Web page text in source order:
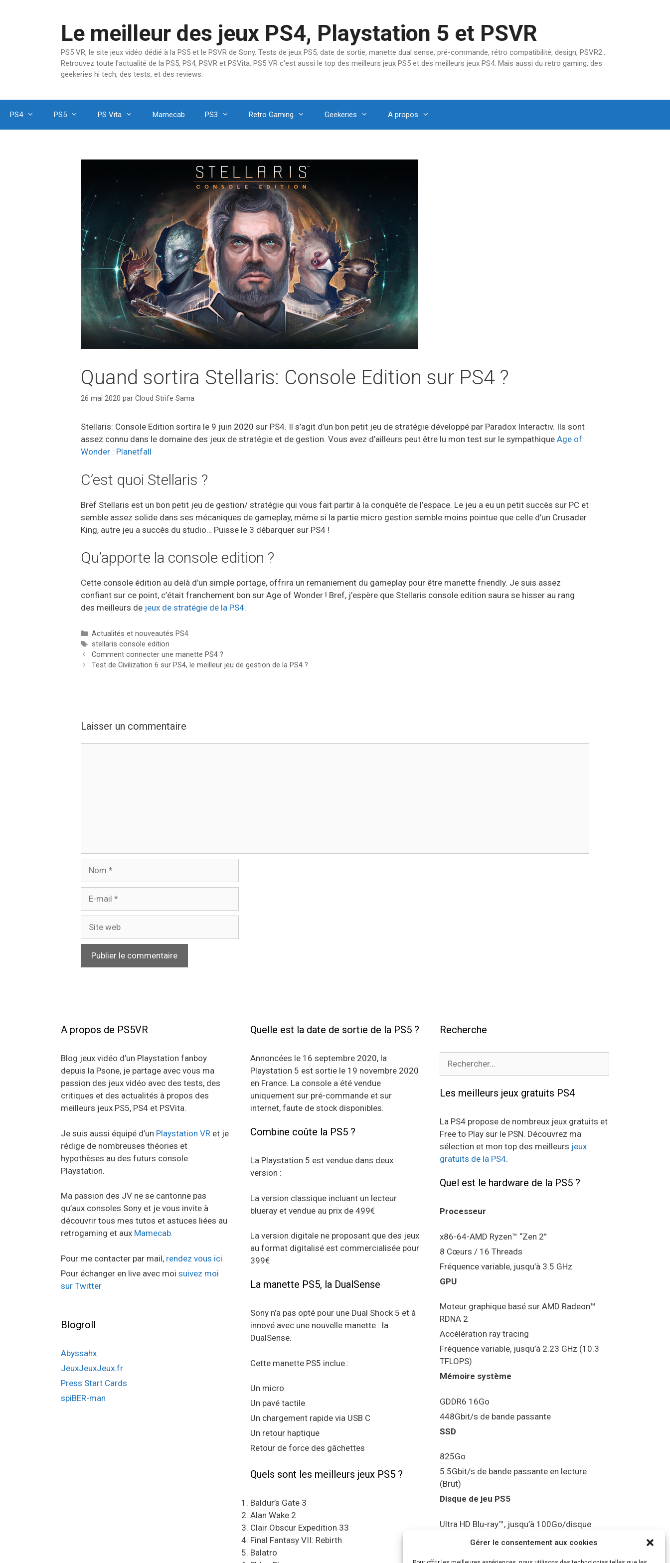
Gérer le consentement aux cookies
Le meilleur des jeux PS4, Playstation 5 et PSVR
PS5 VR, le site jeux vidéo dédié à la PS5 et le PSVR de Sony. Tests de jeux PS5, date de sortie, manette dual sense, pré-commande, rétro compatibilité, design, PSVR2…
Retrouvez toute l'actualité de la PS5, PS4, PSVR et PSVita. PS5 VR c'est aussi le top des meilleurs jeux PS5 et des meilleurs jeux PS4. Mais aussi du retro gaming, des
geekeries hi tech, des tests, et des reviews.
PS4 PS5 PS Vita Mamecab PS3 Retro Gaming Geekeries A propos
Quand sortira Stellaris: Console Edition sur PS4 ?
26 mai 2020 par Cloud Strife Sama
Stellaris: Console Edition sortira le 9 juin 2020 sur PS4. Il s’agit d’un bon petit jeu de stratégie développé par Paradox Interactiv. Ils sont
assez connu dans le domaine des jeux de stratégie et de gestion. Vous avez d’ailleurs peut être lu mon test sur le sympathique Age of
Wonder : Planetfall
C’est quoi Stellaris ?
Bref Stellaris est un bon petit jeu de gestion/ stratégie qui vous fait partir à la conquête de l’espace. Le jeu a eu un petit succès sur PC et
semble assez solide dans ses mécaniques de gameplay, même si la partie micro gestion semble moins pointue que celle d’un Crusader
King, autre jeu a succès du studio… Puisse le 3 débarquer sur PS4 !
Qu’apporte la console edition ?
Cette console édition au delà d’un simple portage, offrira un remaniement du gameplay pour être manette friendly. Je suis assez
confiant sur ce point, c’était franchement bon sur Age of Wonder ! Bref, j’espère que Stellaris console edition saura se hisser au rang
des meilleurs de jeux de stratégie de la PS4.
Catégories
Actualités et nouveautés PS4
Étiquettes
stellaris console edition
Comment connecter une manette PS4 ?
Test de Civilization 6 sur PS4, le meilleur jeu de gestion de la PS4 ?
Laisser un commentaire
A propos de PS5VR
Blog jeux vidéo d’un Playstation fanboy
depuis la Psone, je partage avec vous ma
passion des jeux vidéo avec des tests, des
critiques et des actualités à propos des
meilleurs jeux PS5, PS4 et PSVita.
Je suis aussi équipé d’un Playstation VR et je
rédige de nombreuses théories et
hypothèses au des futurs console
Playstation.
Ma passion des JV ne se cantonne pas
qu’aux consoles Sony et je vous invite à
découvrir tous mes tutos et astuces liées au
retrogaming et aux Mamecab.
Pour me contacter par mail, rendez vous ici
Pour échanger en live avec moi suivez moi
sur Twitter
Blogroll
Abyssahx
JeuxJeuxJeux.fr
Press Start Cards
spiBER-man
Quelle est la date de sortie de la PS5 ?
Annoncées le 16 septembre 2020, la
Playstation 5 est sortie le 19 novembre 2020
en France. La console a été vendue
uniquement sur pré-commande et sur
internet, faute de stock disponibles.
Combine coûte la PS5 ?
La Playstation 5 est vendue dans deux
version :
La version classique incluant un lecteur
blueray et vendue au prix de 499€
La version digitale ne proposant que des jeux
au format digitalisé est commercialisée pour
399€
La manette PS5, la DualSense
Sony n’a pas opté pour une Dual Shock 5 et à
innové avec une nouvelle manette : la
DualSense.
Cette manette PS5 inclue :
Un micro
Un pavé tactile
Un chargement rapide via USB C
Un retour haptique
Retour de force des gâchettes
Quels sont les meilleurs jeux PS5 ?
Baldur’s Gate 3
Alan Wake 2
Clair Obscur Expedition 33
Final Fantasy VII: Rebirth
Balatro
Recherche
Les meilleurs jeux gratuits PS4
La PS4 propose de nombreux jeux gratuits et
Free to Play sur le PSN. Découvrez ma
sélection et mon top des meilleurs jeux
gratuits de la PS4.
Quel est le hardware de la PS5 ?
Processeur
x86-64-AMD Ryzen™ “Zen 2”
8 Cœurs / 16 Threads
Fréquence variable, jusqu’à 3.5 GHz
GPU
Moteur graphique basé sur AMD Radeon™
RDNA 2
Accélération ray tracing
Fréquence variable, jusqu’à 2.23 GHz (10.3
TFLOPS)
Mémoire système
GDDR6 16Go
448Gbit/s de bande passante
SSD
825Go
5.5Gbit/s de bande passante en lecture
(Brut)
Disque de jeu PS5
Ultra HD Blu-ray™, jusqu’à 100Go/disque
Sortie vidéo